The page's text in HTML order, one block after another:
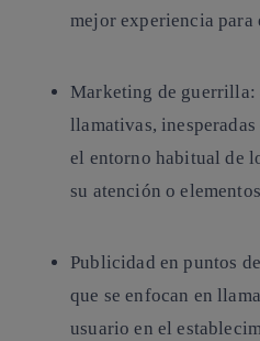
mejor experiencia para
Marketing de guerrilla:
llamativas,
el entorno habitual de
su atención o
Publicidad en puntos
que se enfocan en
usuario en el